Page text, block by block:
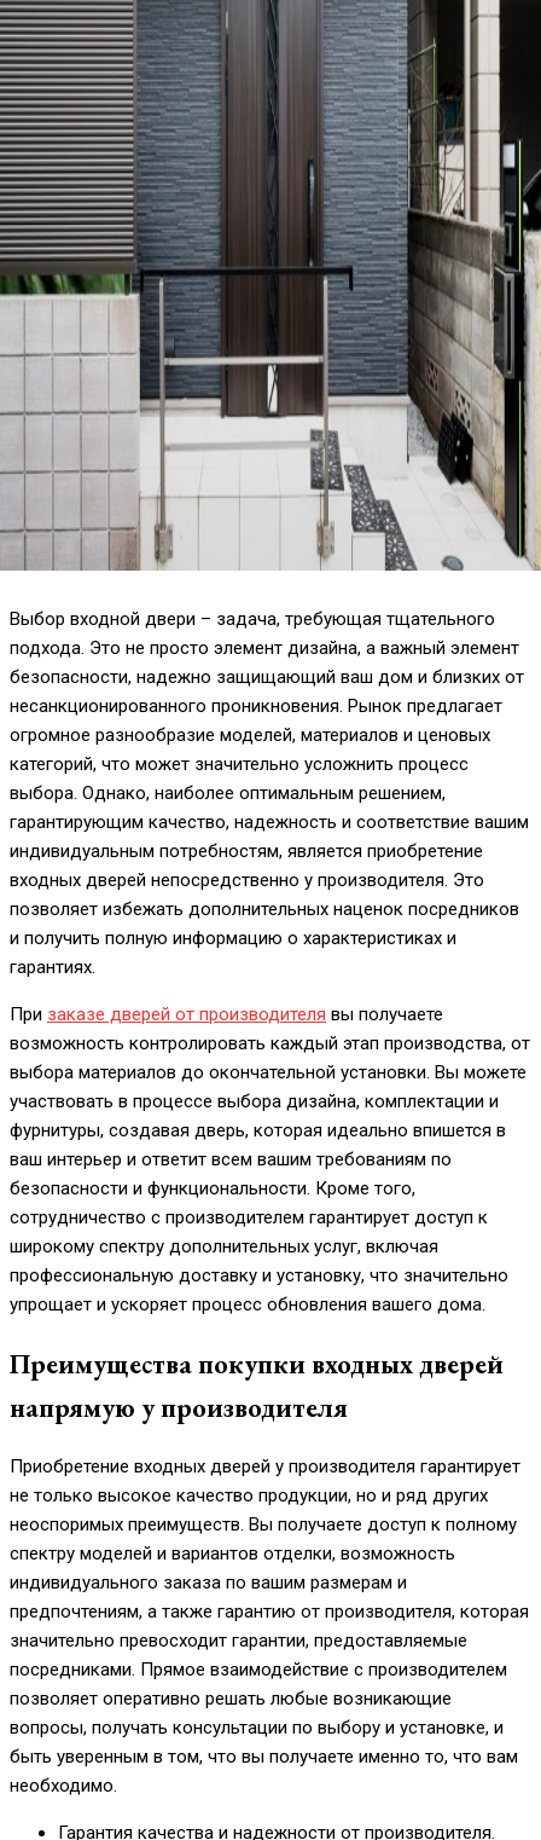
Выбор входной двери – задача, требующая тщательного
подхода. Это не просто элемент дизайна, а важный элемент
безопасности, надежно защищающий ваш дом и близких от
несанкционированного проникновения. Рынок предлагает
огромное разнообразие моделей, материалов и ценовых
категорий, что может значительно усложнить процесс
выбора. Однако, наиболее оптимальным решением,
гарантирующим качество, надежность и соответствие вашим
индивидуальным потребностям, является приобретение
входных дверей непосредственно у производителя. Это
позволяет избежать дополнительных наценок посредников
и получить полную информацию о характеристиках и
гарантиях.
При заказе дверей от производителя вы получаете
возможность контролировать каждый этап производства, от
выбора материалов до окончательной установки. Вы можете
участвовать в процессе выбора дизайна, комплектации и
фурнитуры, создавая дверь, которая идеально впишется в
ваш интерьер и ответит всем вашим требованиям по
безопасности и функциональности. Кроме того,
сотрудничество с производителем гарантирует доступ к
широкому спектру дополнительных услуг, включая
профессиональную доставку и установку, что значительно
упрощает и ускоряет процесс обновления вашего дома.
Преимущества покупки входных дверей
напрямую у производителя
Приобретение входных дверей у производителя гарантирует
не только высокое качество продукции, но и ряд других
неоспоримых преимуществ. Вы получаете доступ к полному
спектру моделей и вариантов отделки, возможность
индивидуального заказа по вашим размерам и
предпочтениям, а также гарантию от производителя, которая
значительно превосходит гарантии, предоставляемые
посредниками. Прямое взаимодействие с производителем
позволяет оперативно решать любые возникающие
вопросы, получать консультации по выбору и установке, и
быть уверенным в том, что вы получаете именно то, что вам
необходимо.
Гарантия качества и надежности от производителя.